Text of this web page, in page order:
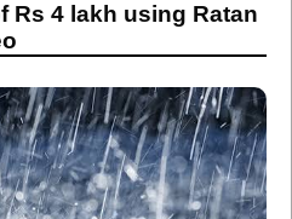
Rs 4 lakh using Ratan